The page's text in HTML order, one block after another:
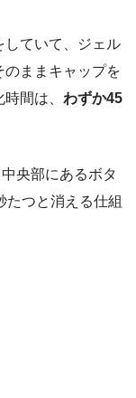
していて、ジェル
のままキャップを
間は、 わずか45
央部にあるボタ
たつと消える仕組